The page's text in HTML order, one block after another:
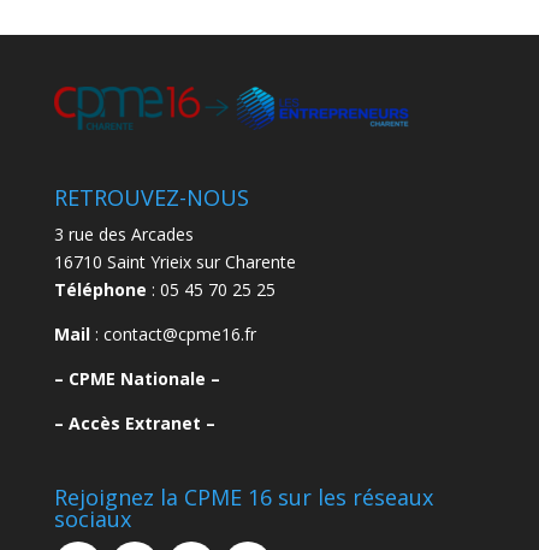
RETROUVEZ-NOUS
3 rue des Arcades
16710 Saint Yrieix sur Charente
Téléphone : 05 45 70 25 25
Mail: contact@cpme16.fr
– CPME Nationale –
– Accès Extranet –
Rejoignez la CPME 16 sur les réseaux
sociaux